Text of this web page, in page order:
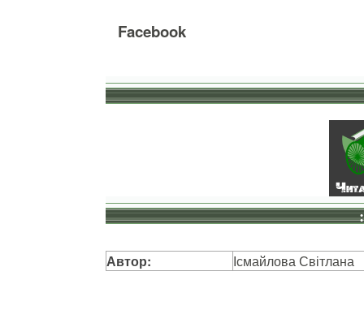
Facebook
Автор: Ісмайлова Світлана